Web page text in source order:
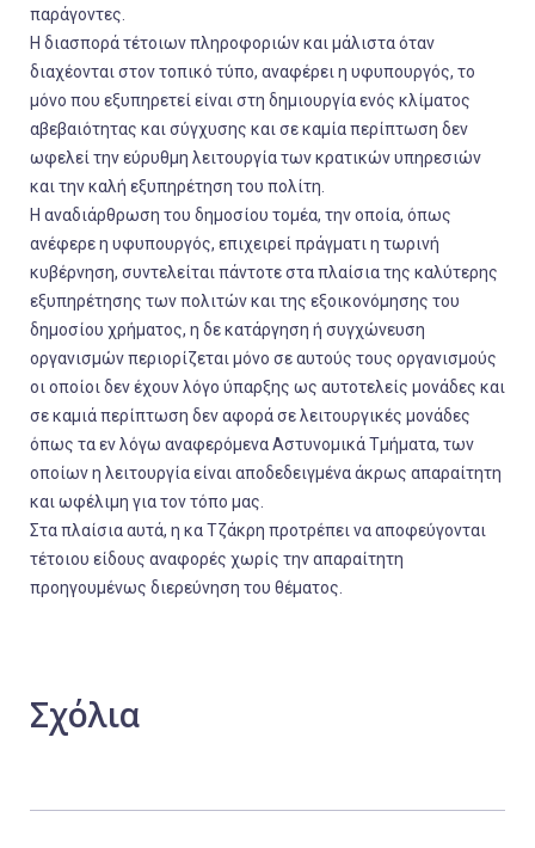
παράγοντες.
Η διασπορά τέτοιων πληροφοριών και μάλιστα όταν
διαχέονται στον τοπικό τύπο, αναφέρει η υφυπουργός, το
μόνο που εξυπηρετεί είναι στη δημιουργία ενός κλίματος
αβεβαιότητας και σύγχυσης και σε καμία περίπτωση δεν
ωφελεί την εύρυθμη λειτουργία των κρατικών υπηρεσιών
και την καλή εξυπηρέτηση του πολίτη.
Η αναδιάρθρωση του δημοσίου τομέα, την οποία, όπως
ανέφερε η υφυπουργός, επιχειρεί πράγματι η τωρινή
κυβέρνηση, συντελείται πάντοτε στα πλαίσια της καλύτερης
εξυπηρέτησης των πολιτών και της εξοικονόμησης του
δημοσίου χρήματος, η δε κατάργηση ή συγχώνευση
οργανισμών περιορίζεται μόνο σε αυτούς τους οργανισμούς
οι οποίοι δεν έχουν λόγο ύπαρξης ως αυτοτελείς μονάδες και
σε καμιά περίπτωση δεν αφορά σε λειτουργικές μονάδες
όπως τα εν λόγω αναφερόμενα Αστυνομικά Τμήματα, των
οποίων η λειτουργία είναι αποδεδειγμένα άκρως απαραίτητη
και ωφέλιμη για τον τόπο μας.
Στα πλαίσια αυτά, η κα Τζάκρη προτρέπει να αποφεύγονται
τέτοιου είδους αναφορές χωρίς την απαραίτητη
προηγουμένως διερεύνηση του θέματος.
Σχόλια